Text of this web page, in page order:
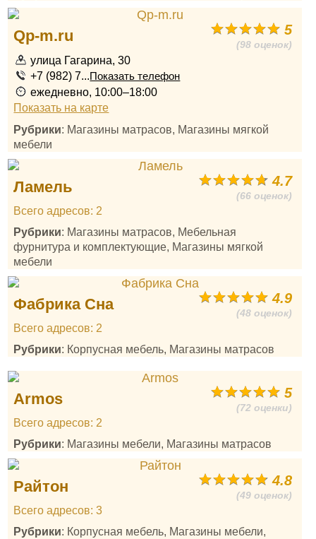
5
(98 оценок)
Qp-m.ru
улица Гагарина, 30
+7 (982) 7...Показать телефон
ежедневно, 10:00–18:00
Показать на карте
Рубрики: Магазины матрасов, Магазины мягкой
мебели
4.7
(66 оценок)
Ламель
Всего адресов: 2
Рубрики: Магазины матрасов, Мебельная
фурнитура и комплектующие, Магазины мягкой
мебели
4.9
(48 оценок)
Фабрика Сна
Всего адресов: 2
Рубрики: Корпусная мебель, Магазины матрасов
5
(72 оценки)
Armos
Всего адресов: 2
Рубрики: Магазины мебели, Магазины матрасов
4.8
(49 оценок)
Райтон
Всего адресов: 3
Рубрики: Корпусная мебель, Магазины мебели,